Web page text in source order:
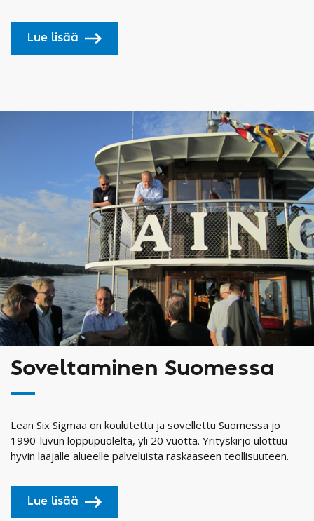
Lue lisää
Soveltaminen Suomessa
Lean Six Sigmaa on koulutettu ja sovellettu Suomessa jo
1990-luvun loppupuolelta, yli 20 vuotta. Yrityskirjo ulottuu
hyvin laajalle alueelle palveluista raskaaseen teollisuuteen.
Lue lisää